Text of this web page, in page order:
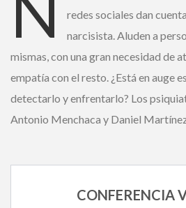
redes sociales dan
narcisista. Aluden a
mismas, con una gran necesidad de
empatía con el resto. ¿Está en auge
detectarlo y enfrentarlo? Los
Antonio Menchaca y Daniel
CONFERENCIA
¿ No tiene una
Encuentros El
¿Alguna duda o